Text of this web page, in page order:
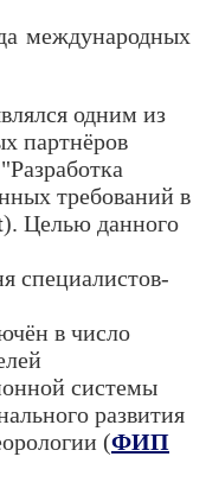
международных
одним из
партнёров
требований в
). Целью данного
специалистов-
в число
системы
развития
(ФИП